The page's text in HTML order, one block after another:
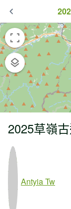
2025草嶺
Antyia Tw